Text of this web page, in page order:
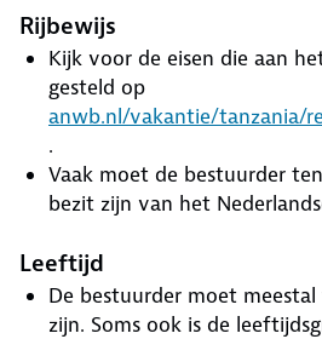
Rijbewijs
Kijk voor de eisen die aan
gesteld op
anwb.nl/vakantie/tanzania/
.
Vaak moet de bestuurder
bezit zijn van het
Leeftijd
De bestuurder moet
zijn. Soms ook is de